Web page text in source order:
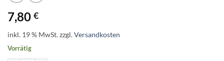
7,80 €
inkl. 19 % MwSt.zzgl.Versandkosten
Vorrätig